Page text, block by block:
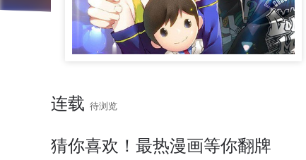
连载 待浏览
猜你喜欢！最热漫画等你翻牌